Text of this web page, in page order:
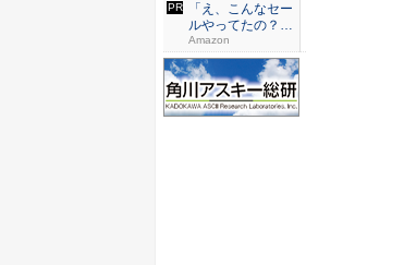
「え、こんなセー
ルやってたの？」
80％O...
Amazon